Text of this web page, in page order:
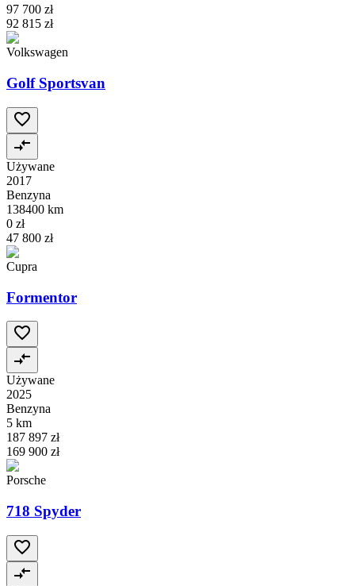
97 700 zł
92 815 zł
Volkswagen
Golf Sportsvan
Używane
2017
Benzyna
138400 km
0 zł
47 800 zł
Cupra
Formentor
Używane
2025
Benzyna
5 km
187 897 zł
169 900 zł
Porsche
718 Spyder